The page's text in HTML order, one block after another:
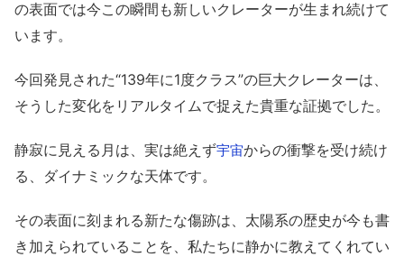
の表面では今この瞬間も新しいクレーターが生まれ続けて
います。
今回発見された“139年に1度クラス”の巨大クレーターは、
そうした変化をリアルタイムで捉えた貴重な証拠でした。
静寂に見える月は、実は絶えず宇宙からの衝撃を受け続け
る、ダイナミックな天体です。
その表面に刻まれる新たな傷跡は、太陽系の歴史が今も書
き加えられていることを、私たちに静かに教えてくれてい